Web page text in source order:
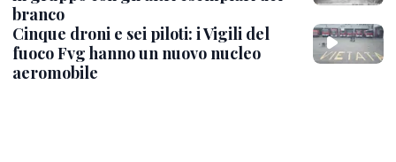
branco
Cinque droni e sei piloti: i Vigili del
fuoco Fvg hanno un nuovo nucleo
aeromobile